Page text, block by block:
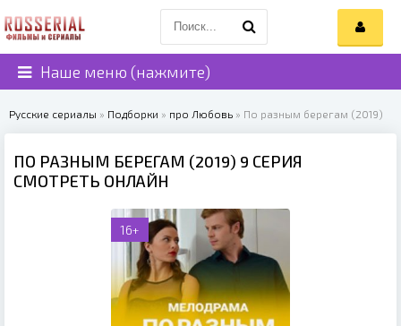
Наше меню (нажмите)
Русские сериалы » Подборки » про Любовь » По разным берегам (2019)
ПО РАЗНЫМ БЕРЕГАМ (2019) 9 СЕРИЯ
СМОТРЕТЬ ОНЛАЙН
16+